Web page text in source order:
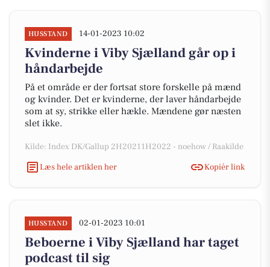
HUSSTAND 14-01-2023 10:02
Kvinderne i Viby Sjælland går op i
håndarbejde
På et område er der fortsat store forskelle på mænd
og kvinder. Det er kvinderne, der laver håndarbejde
som at sy, strikke eller hækle. Mændene gør næsten
slet ikke.
Kilde: Index DK/Gallup 2H20211H2022 - noehow / Raakilde
Læs hele artiklen her
Kopiér link
HUSSTAND 02-01-2023 10:01
Beboerne i Viby Sjælland har taget
podcast til sig